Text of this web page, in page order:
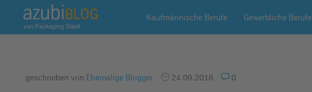
A
z
u
b
Kaufmännische Berufe Gewerbliche Berufe
geschrieben von Ehemalige Blogger 24.09.2018 0